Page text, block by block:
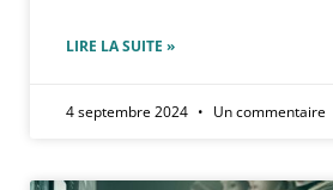
LIRE LA SUITE »
4 septembre 2024 Un commentaire